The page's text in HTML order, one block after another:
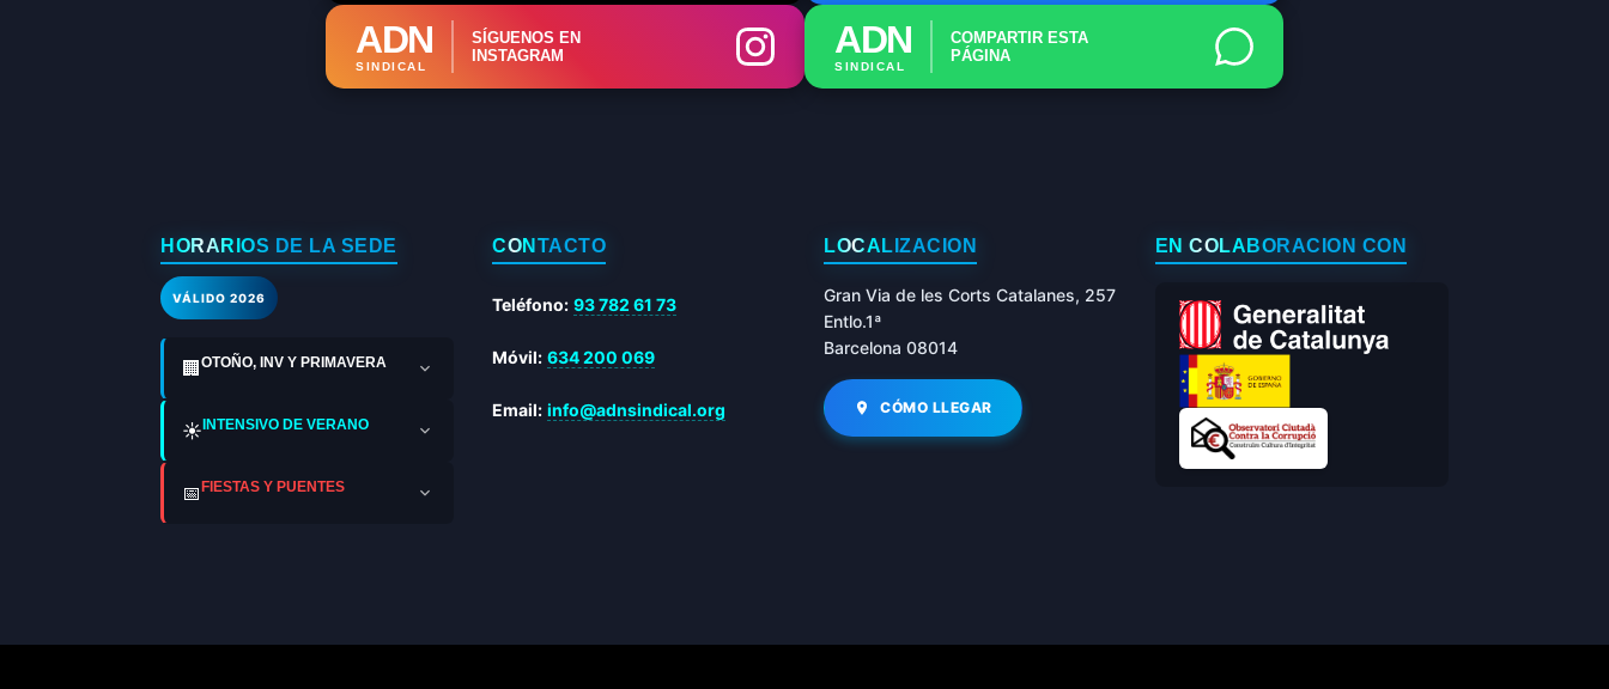
ADN
SINDICAL
SÍGUENOS EN
INSTAGRAM
ADN
SINDICAL
COMPARTIR ESTA
PÁGINA
HORARIOS DE LA SEDE
VÁLIDO 2026
🏢OTOÑO, INV Y PRIMAVERA
☀️INTENSIVO DE VERANO
📅FIESTAS Y PUENTES
CONTACTO
Teléfono: 93 782 61 73
Móvil: 634 200 069
Email: info@adnsindical.org
LOCALIZACIÓN
Gran Via de les Corts Catalanes, 257
Entlo.1ª
Barcelona 08014
CÓMO LLEGAR
EN COLABORACIÓN CON